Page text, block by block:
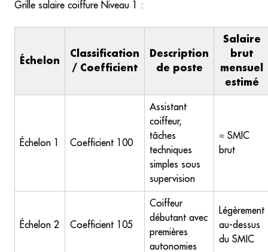
Grille salaire coiffure Niveau 1 :
Échelon
Classification
/ Coefficient
Description
de poste
Salaire
brut
mensuel
estimé
Échelon 1 Coefficient 100
Assistant
coiffeur,
tâches
techniques
simples sous
supervision
≈ SMIC
brut
Échelon 2 Coefficient 105
Coiffeur
débutant avec
premières
autonomies
Légèrement
au-dessus
du SMIC